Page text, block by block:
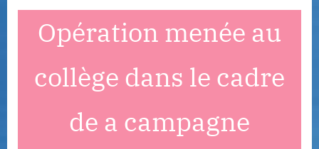
Opération menée au
collège dans le cadre
de a campagne